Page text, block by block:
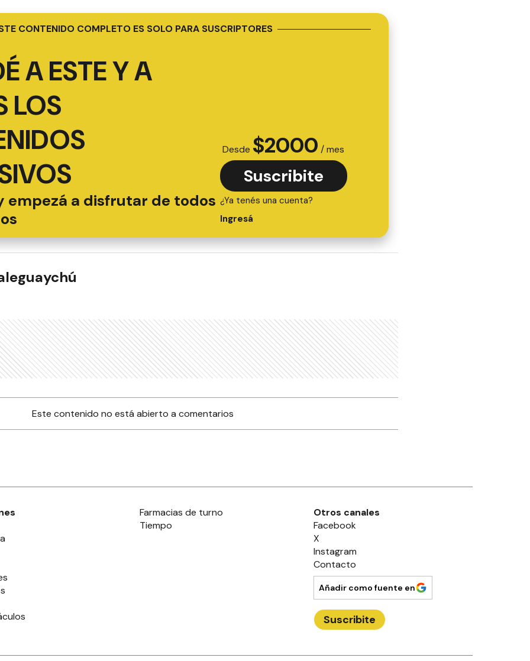
CONTENIDO COMPLETO ES SOLO PARA SUSCRIPTORES
A ESTE Y A
LOS
empezá a disfrutar de todos
Desde $2000 / mes
Suscribite
¿Ya tenés una cuenta?
Ingresá
Este contenido no está abierto a comentarios
Farmacias de turno
Tiempo
Otros canales
Facebook
X
Instagram
Contacto
Añadir como fuente en
Suscribite